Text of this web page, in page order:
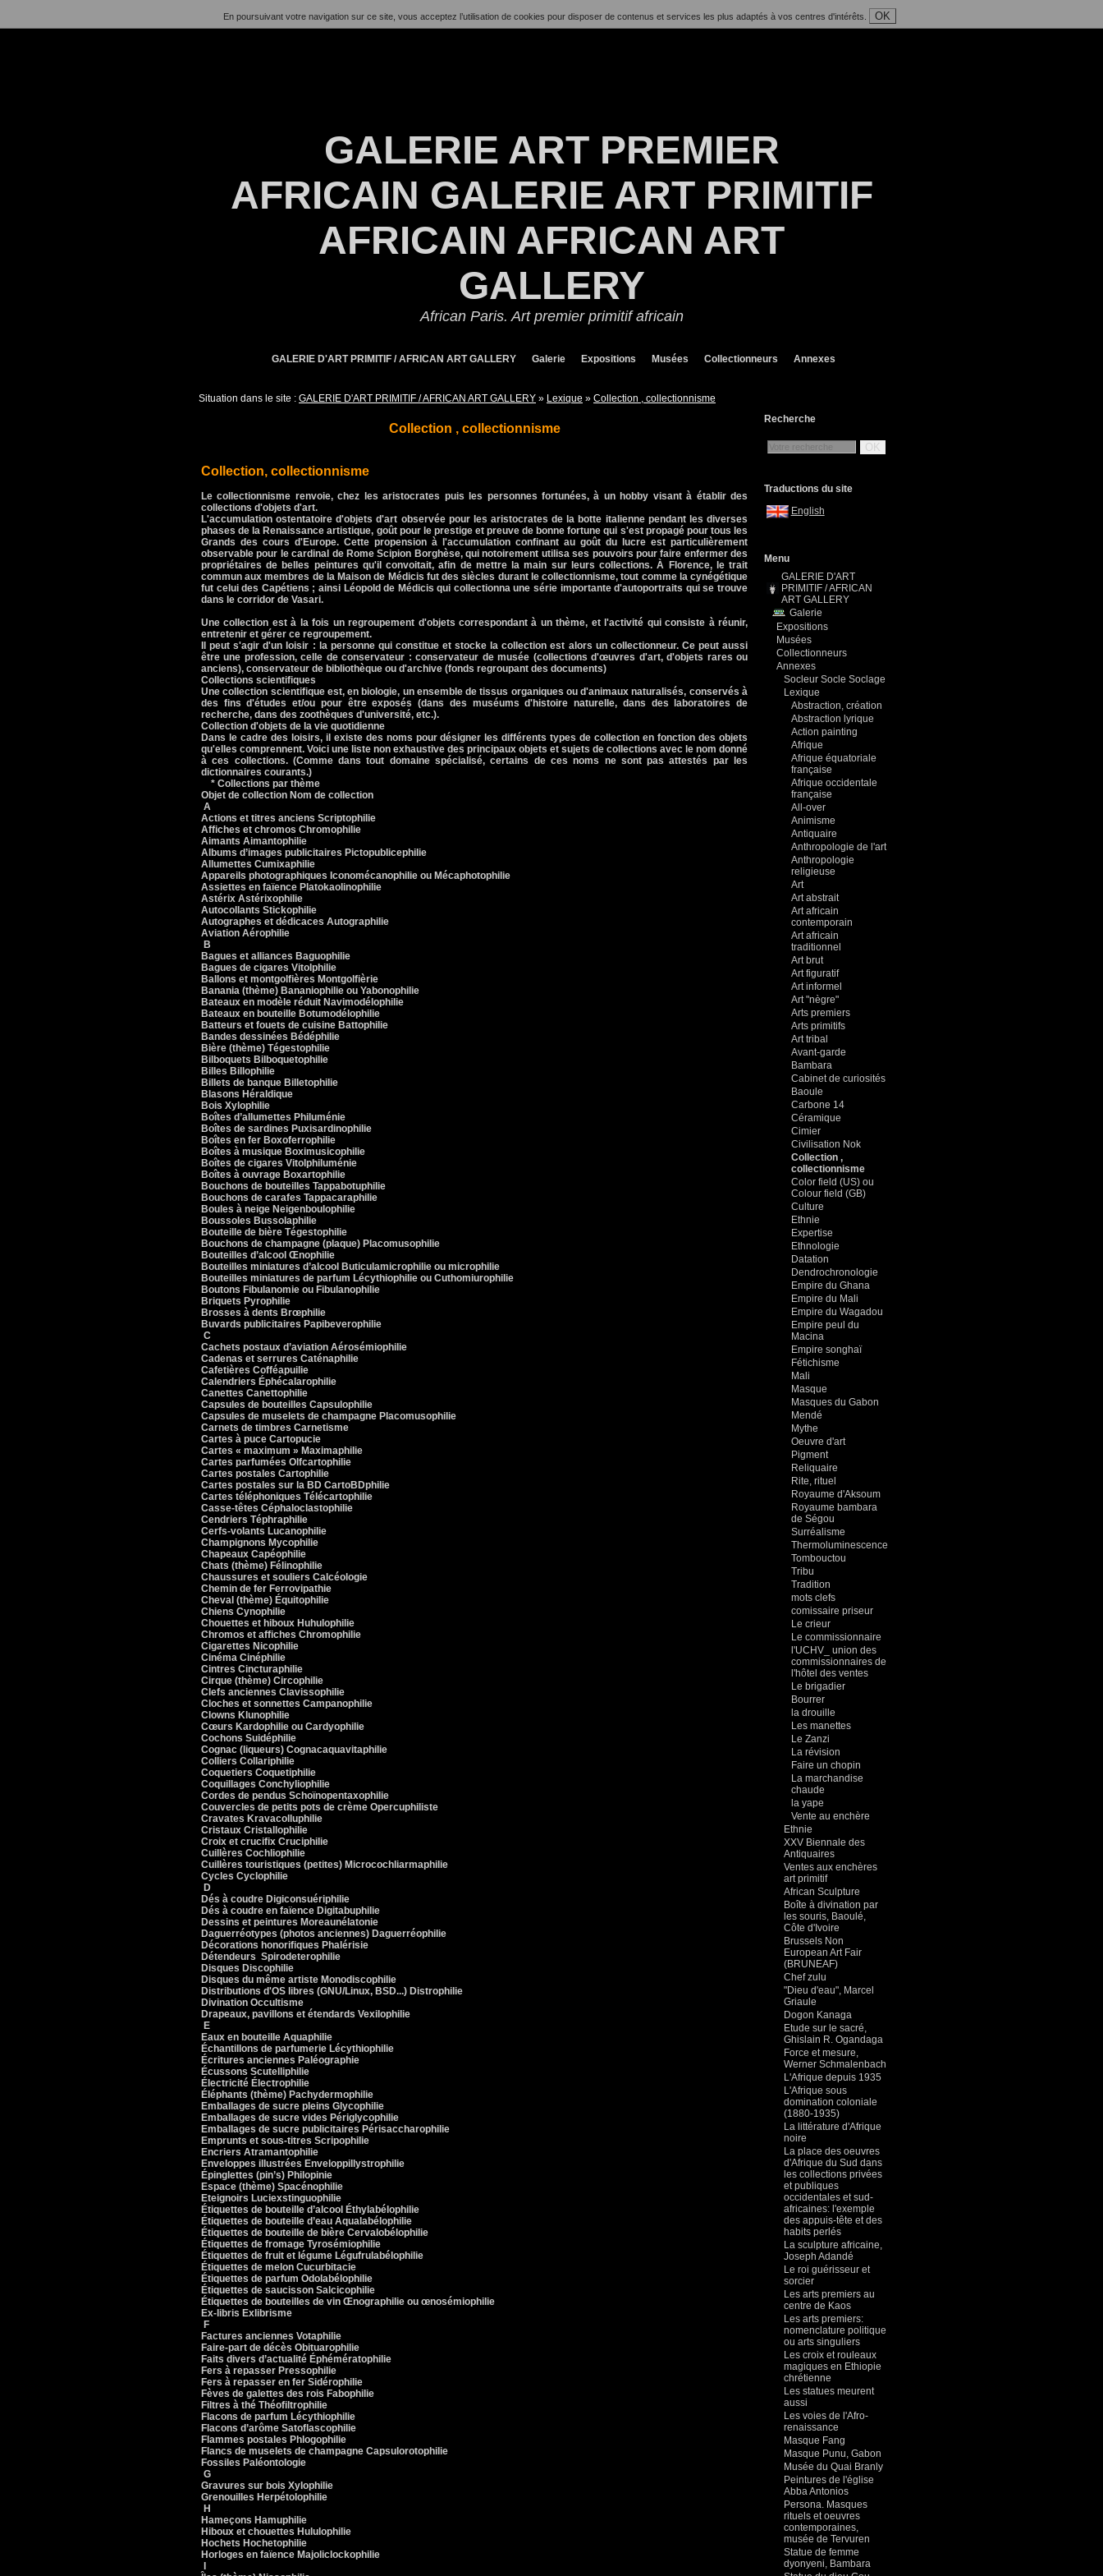
En poursuivant votre navigation sur ce site, vous acceptez l’utilisation de cookies pour disposer de contenus et services les plus adaptés à vos centres d'intérêts. OK
GALERIE ART PREMIER
AFRICAIN GALERIE ART PRIMITIF
AFRICAIN AFRICAN ART
GALLERY
African Paris. Art premier primitif africain
GALERIE D'ART PRIMITIF / AFRICAN ART GALLERY Galerie Expositions Musées Collectionneurs Annexes
Situation dans le site : GALERIE D'ART PRIMITIF / AFRICAN ART GALLERY » Lexique » Collection , collectionnisme
Collection , collectionnisme
Collection, collectionnisme
Le collectionnisme renvoie, chez les aristocrates puis les personnes fortunées, à un hobby visant à établir des
collections d'objets d'art.
L'accumulation ostentatoire d'objets d'art observée pour les aristocrates de la botte italienne pendant les diverses
phases de la Renaissance artistique, goût pour le prestige et preuve de bonne fortune qui s'est propagé pour tous les
Grands des cours d'Europe. Cette propension à l'accumulation confinant au goût du lucre est particulièrement
observable pour le cardinal de Rome Scipion Borghèse, qui notoirement utilisa ses pouvoirs pour faire enfermer des
propriétaires de belles peintures qu'il convoitait, afin de mettre la main sur leurs collections. À Florence, le trait
commun aux membres de la Maison de Médicis fut des siècles durant le collectionnisme, tout comme la cynégétique
fut celui des Capétiens ; ainsi Léopold de Médicis qui collectionna une série importante d'autoportraits qui se trouve
dans le corridor de Vasari.
Une collection est à la fois un regroupement d'objets correspondant à un thème, et l'activité qui consiste à réunir,
entretenir et gérer ce regroupement.
Il peut s'agir d'un loisir : la personne qui constitue et stocke la collection est alors un collectionneur. Ce peut aussi
être une profession, celle de conservateur : conservateur de musée (collections d'œuvres d'art, d'objets rares ou
anciens), conservateur de bibliothèque ou d'archive (fonds regroupant des documents)
Collections scientifiques
Une collection scientifique est, en biologie, un ensemble de tissus organiques ou d'animaux naturalisés, conservés à
des fins d'études et/ou pour être exposés (dans des muséums d'histoire naturelle, dans des laboratoires de
recherche, dans des zoothèques d'université, etc.).
Collection d'objets de la vie quotidienne
Dans le cadre des loisirs, il existe des noms pour désigner les différents types de collection en fonction des objets
qu'elles comprennent. Voici une liste non exhaustive des principaux objets et sujets de collections avec le nom donné
à ces collections. (Comme dans tout domaine spécialisé, certains de ces noms ne sont pas attestés par les
dictionnaires courants.)
* Collections par thème
Objet de collection Nom de collection
A
Actions et titres anciens Scriptophilie
Affiches et chromos Chromophilie
Aimants Aimantophilie
Albums d’images publicitaires Pictopublicephilie
Allumettes Cumixaphilie
Appareils photographiques Iconomécanophilie ou Mécaphotophilie
Assiettes en faïence Platokaolinophilie
Astérix Astérixophilie
Autocollants Stickophilie
Autographes et dédicaces Autographilie
Aviation Aérophilie
B
Bagues et alliances Baguophilie
Bagues de cigares Vitolphilie
Ballons et montgolfières Montgolfièrie
Banania (thème) Bananiophilie ou Yabonophilie
Bateaux en modèle réduit Navimodélophilie
Bateaux en bouteille Botumodélophilie
Batteurs et fouets de cuisine Battophilie
Bandes dessinées Bédéphilie
Bière (thème) Tégestophilie
Bilboquets Bilboquetophilie
Billes Billophilie
Billets de banque Billetophilie
Blasons Héraldique
Bois Xylophilie
Boîtes d’allumettes Philuménie
Boîtes de sardines Puxisardinophilie
Boîtes en fer Boxoferrophilie
Boîtes à musique Boximusicophilie
Boîtes de cigares Vitolphiluménie
Boîtes à ouvrage Boxartophilie
Bouchons de bouteilles Tappabotuphilie
Bouchons de carafes Tappacaraphilie
Boules à neige Neigenboulophilie
Boussoles Bussolaphilie
Bouteille de bière Tégestophilie
Bouchons de champagne (plaque) Placomusophilie
Bouteilles d’alcool Œnophilie
Bouteilles miniatures d’alcool Buticulamicrophilie ou microphilie
Bouteilles miniatures de parfum Lécythiophilie ou Cuthomiurophilie
Boutons Fibulanomie ou Fibulanophilie
Briquets Pyrophilie
Brosses à dents Brœphilie
Buvards publicitaires Papibeverophilie
C
Cachets postaux d’aviation Aérosémiophilie
Cadenas et serrures Caténaphilie
Cafetières Cofféapuilie
Calendriers Éphécalarophilie
Canettes Canettophilie
Capsules de bouteilles Capsulophilie
Capsules de muselets de champagne Placomusophilie
Carnets de timbres Carnetisme
Cartes à puce Cartopucie
Cartes « maximum » Maximaphilie
Cartes parfumées Olfcartophilie
Cartes postales Cartophilie
Cartes postales sur la BD CartoBDphilie
Cartes téléphoniques Télécartophilie
Casse-têtes Céphaloclastophilie
Cendriers Téphraphilie
Cerfs-volants Lucanophilie
Champignons Mycophilie
Chapeaux Capéophilie
Chats (thème) Félinophilie
Chaussures et souliers Calcéologie
Chemin de fer Ferrovipathie
Cheval (thème) Équitophilie
Chiens Cynophilie
Chouettes et hiboux Huhulophilie
Chromos et affiches Chromophilie
Cigarettes Nicophilie
Cinéma Cinéphilie
Cintres Cincturaphilie
Cirque (thème) Circophilie
Clefs anciennes Clavissophilie
Cloches et sonnettes Campanophilie
Clowns Klunophilie
Cœurs Kardophilie ou Cardyophilie
Cochons Suidéphilie
Cognac (liqueurs) Cognacaquavitaphilie
Colliers Collariphilie
Coquetiers Coquetiphilie
Coquillages Conchyliophilie
Cordes de pendus Schoïnopentaxophilie
Couvercles de petits pots de crème Opercuphiliste
Cravates Kravacolluphilie
Cristaux Cristallophilie
Croix et crucifix Cruciphilie
Cuillères Cochliophilie
Cuillères touristiques (petites) Microcochliarmaphilie
Cycles Cyclophilie
D
Dés à coudre Digiconsuériphilie
Dés à coudre en faïence Digitabuphilie
Dessins et peintures Moreaunélatonie
Daguerréotypes (photos anciennes) Daguerréophilie
Décorations honorifiques Phalérisie
Détendeurs Spirodeterophilie
Disques Discophilie
Disques du même artiste Monodiscophilie
Distributions d'OS libres (GNU/Linux, BSD...) Distrophilie
Divination Occultisme
Drapeaux, pavillons et étendards Vexilophilie
E
Eaux en bouteille Aquaphilie
Échantillons de parfumerie Lécythiophilie
Écritures anciennes Paléographie
Écussons Scutelliphilie
Électricité Électrophilie
Éléphants (thème) Pachydermophilie
Emballages de sucre pleins Glycophilie
Emballages de sucre vides Périglycophilie
Emballages de sucre publicitaires Périsaccharophilie
Emprunts et sous-titres Scripophilie
Encriers Atramantophilie
Enveloppes illustrées Enveloppillystrophilie
Épinglettes (pin’s) Philopinie
Espace (thème) Spacénophilie
Eteignoirs Luciexstinguophilie
Étiquettes de bouteille d’alcool Éthylabélophilie
Étiquettes de bouteille d’eau Aqualabélophilie
Étiquettes de bouteille de bière Cervalobélophilie
Étiquettes de fromage Tyrosémiophilie
Étiquettes de fruit et légume Légufrulabélophilie
Étiquettes de melon Cucurbitacie
Étiquettes de parfum Odolabélophilie
Étiquettes de saucisson Salcicophilie
Étiquettes de bouteilles de vin Œnographilie ou œnosémiophilie
Ex-libris Exlibrisme
F
Factures anciennes Votaphilie
Faire-part de décès Obituarophilie
Faits divers d’actualité Éphémératophilie
Fers à repasser Pressophilie
Fers à repasser en fer Sidérophilie
Fèves de galettes des rois Fabophilie
Filtres à thé Théofiltrophilie
Flacons de parfum Lécythiophilie
Flacons d’arôme Satoflascophilie
Flammes postales Phlogophilie
Flancs de muselets de champagne Capsulorotophilie
Fossiles Paléontologie
G
Gravures sur bois Xylophilie
Grenouilles Herpétolophilie
H
Hameçons Hamuphilie
Hiboux et chouettes Hululophilie
Hochets Hochetophilie
Horloges en faïence Majoliclockophilie
Recherche
OK
Traductions du site
English
Menu
GALERIE D'ART
PRIMITIF / AFRICAN
ART GALLERY
Galerie
Expositions
Musées
Collectionneurs
Annexes
Socleur Socle Soclage
Lexique
Abstraction, création
Abstraction lyrique
Action painting
Afrique
Afrique équatoriale
française
Afrique occidentale
française
All-over
Animisme
Antiquaire
Anthropologie de l'art
Anthropologie
religieuse
Art
Art abstrait
Art africain
contemporain
Art africain
traditionnel
Art brut
Art figuratif
Art informel
Art "nègre"
Arts premiers
Arts primitifs
Art tribal
Avant-garde
Bambara
Cabinet de curiosités
Baoule
Carbone 14
Céramique
Cimier
Civilisation Nok
Collection ,
collectionnisme
Color field (US) ou
Colour field (GB)
Culture
Ethnie
Expertise
Ethnologie
Datation
Dendrochronologie
Empire du Ghana
Empire du Mali
Empire du Wagadou
Empire peul du
Macina
Empire songhaï
Fétichisme
Mali
Masque
Masques du Gabon
Mendé
Mythe
Oeuvre d'art
Pigment
Reliquaire
Rite, rituel
Royaume d'Aksoum
Royaume bambara
de Ségou
Surréalisme
Thermoluminescence
Tombouctou
Tribu
Tradition
mots clefs
comissaire priseur
Le crieur
Le commissionnaire
l'UCHV_ union des
commissionnaires de
l'hôtel des ventes
Le brigadier
Bourrer
la drouille
Les manettes
Le Zanzi
La révision
Faire un chopin
La marchandise
chaude
la yape
Vente au enchère
Ethnie
XXV Biennale des
Antiquaires
Ventes aux enchères
art primitif
African Sculpture
Boîte à divination par
les souris, Baoulé,
Côte d'Ivoire
Brussels Non
European Art Fair
(BRUNEAF)
Chef zulu
"Dieu d'eau", Marcel
Griaule
Dogon Kanaga
Etude sur le sacré,
Ghislain R. Ogandaga
Force et mesure,
Werner Schmalenbach
L'Afrique depuis 1935
L'Afrique sous
domination coloniale
(1880-1935)
La littérature d'Afrique
noire
La place des oeuvres
d'Afrique du Sud dans
les collections privées
et publiques
occidentales et sud-
africaines: l'exemple
des appuis-tête et des
habits perlés
La sculpture africaine,
Joseph Adandé
Le roi guérisseur et
sorcier
Les arts premiers au
centre de Kaos
Les arts premiers:
nomenclature politique
ou arts singuliers
Les croix et rouleaux
magiques en Ethiopie
chrétienne
Les statues meurent
aussi
Les voies de l'Afro-
renaissance
Masque Fang
Masque Punu, Gabon
Musée du Quai Branly
Peintures de l'église
Abba Antonios
Persona. Masques
rituels et oeuvres
contemporaines,
musée de Tervuren
Statue de femme
dyonyeni, Bambara